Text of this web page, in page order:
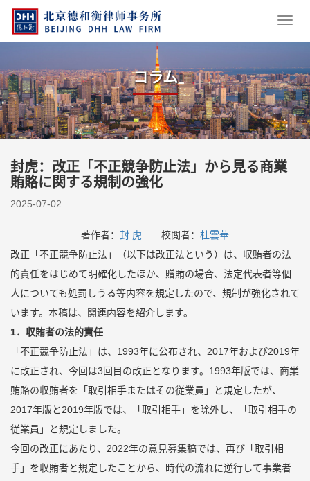
コラム
封虎：改正「不正競争防止法」から見る商業
賄賂に関する規制の強化
2025-07-02
著作者： 封 虎 校閲者： 杜雲華
改正「不正競争防止法」（以下は改正法という）は、収賄者の法
的責任をはじめて明確化したほか、贈賄の場合、法定代表者等個
人についても処罰しうる等内容を規定したので、規制が強化されて
います。本稿は、関連内容を紹介します。
1．収賄者の法的責任
「不正競争防止法」は、1993年に公布され、2017年および2019年
に改正され、今回は3回目の改正となります。1993年版では、商業
賄賂の収賄者を「取引相手またはその従業員」と規定したが、
2017年版と2019年版では、「取引相手」を除外し、「取引相手の
従業員」と規定しました。
今回の改正にあたり、2022年の意見募集稿では、再び「取引相
手」を収賄者と規定したことから、時代の流れに逆行して事業者